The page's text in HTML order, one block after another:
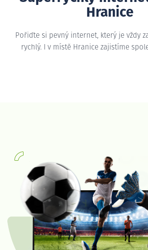
Hranice
Pořiďte si pevný internet, který je vždy
rychlý. I v místě Hranice zajistíme